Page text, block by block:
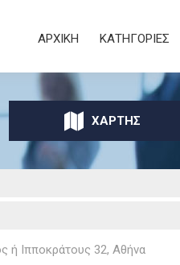
Secondary
ΑΡΧΙΚΗ ΚΑΤΗΓΟΡΙΕΣ
ΧΑΡΤΗΣ